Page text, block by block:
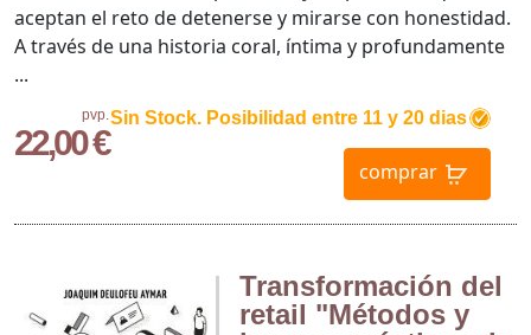
pvp.
22,00 €
Sin Stock. Posibilidad entre 11 y 20 dias
comprar
aceptan el reto de detenerse y mirarse con honestidad.
A través de una historia coral, íntima y profundamente
...
Transformación del
retail "Métodos y